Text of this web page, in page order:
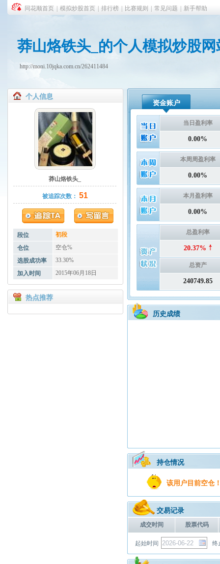
同花顺首页 模拟炒股首页 排行榜 比赛规则 常见问题 新手帮助
莽山烙铁头_的个人模拟炒股网
http://moni.10jqka.com.cn/262411484
个人信息
莽山烙铁头_
被追踪次数： 51
段位
初段
仓位
空仓%
选股成功率
33.30%
加入时间
2015年06月18日
热点推荐
资金账户
当日盈利率
0.00%
本周周盈利率
0.00%
本月盈利率
0.00%
总盈利率
20.37%
总资产
240749.85
历史成绩
持仓情况
该用户目前空仓
交易记录
成交时间 股票代码
起始时间 终